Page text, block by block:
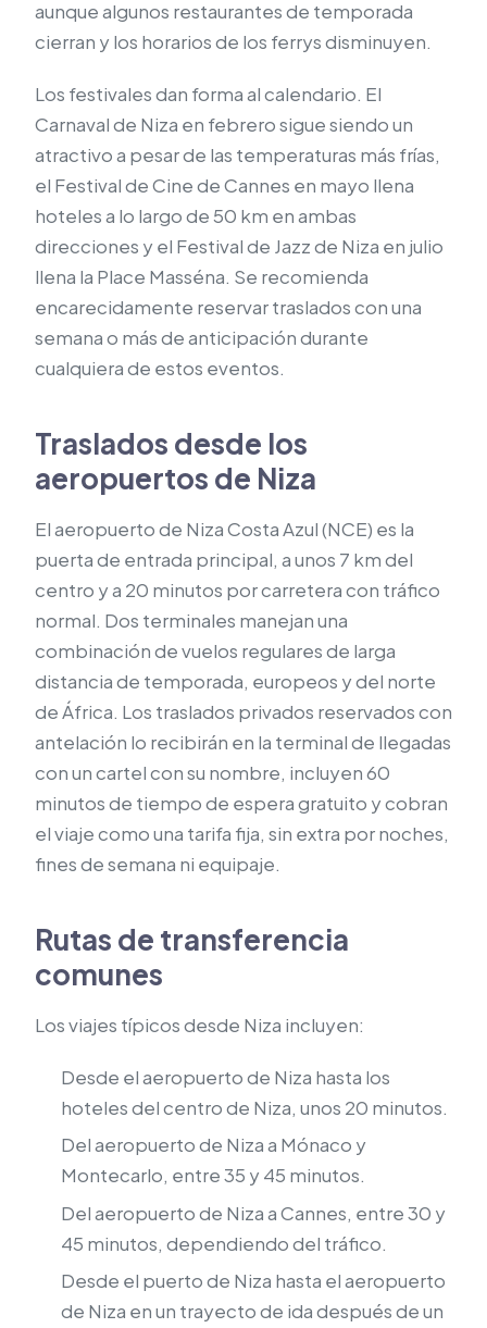
aunque algunos restaurantes de temporada
cierran y los horarios de los ferrys disminuyen.
Los festivales dan forma al calendario. El
Carnaval de Niza en febrero sigue siendo un
atractivo a pesar de las temperaturas más frías,
el Festival de Cine de Cannes en mayo llena
hoteles a lo largo de 50 km en ambas
direcciones y el Festival de Jazz de Niza en julio
llena la Place Masséna. Se recomienda
encarecidamente reservar traslados con una
semana o más de anticipación durante
cualquiera de estos eventos.
Traslados desde los
aeropuertos de Niza
El aeropuerto de Niza Costa Azul (NCE) es la
puerta de entrada principal, a unos 7 km del
centro y a 20 minutos por carretera con tráfico
normal. Dos terminales manejan una
combinación de vuelos regulares de larga
distancia de temporada, europeos y del norte
de África. Los traslados privados reservados con
antelación lo recibirán en la terminal de llegadas
con un cartel con su nombre, incluyen 60
minutos de tiempo de espera gratuito y cobran
el viaje como una tarifa fija, sin extra por noches,
fines de semana ni equipaje.
Rutas de transferencia
comunes
Los viajes típicos desde Niza incluyen:
Desde el aeropuerto de Niza hasta los
hoteles del centro de Niza, unos 20 minutos.
Del aeropuerto de Niza a Mónaco y
Montecarlo, entre 35 y 45 minutos.
Del aeropuerto de Niza a Cannes, entre 30 y
45 minutos, dependiendo del tráfico.
Desde el puerto de Niza hasta el aeropuerto
de Niza en un trayecto de ida después de un